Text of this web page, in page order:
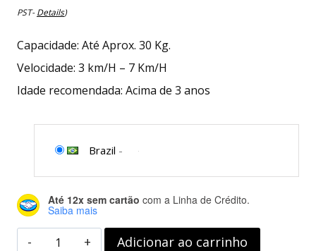
PST-Details)
Capacidade: Até Aprox. 30 Kg.
Velocidade: 3 km/H – 7 Km/H
Idade recomendada: Acima de 3 anos
Brazil -
Até 12x sem cartão com a Linha de Crédito.
Saiba mais
Carrinho
Adicionar ao carrinho